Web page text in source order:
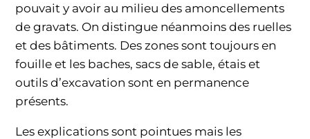
pouvait y avoir au milieu des amoncellements
de gravats. On distingue néanmoins des ruelles
et des bâtiments. Des zones sont toujours en
fouille et les baches, sacs de sable, étais et
outils d’excavation sont en permanence
présents.
Les explications sont pointues mais les